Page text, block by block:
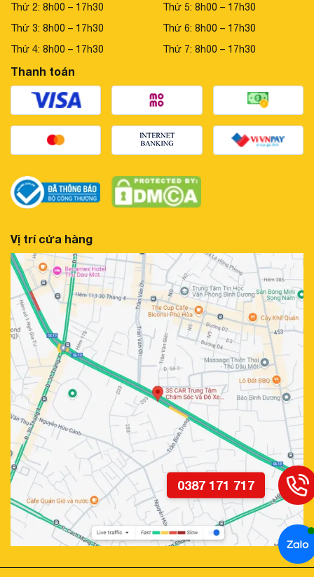
Thứ 2: 8h00 – 17h30
Thứ 3: 8h00 – 17h30
Thứ 4: 8h00 – 17h30
Thứ 5: 8h00 – 17h30
Thứ 6: 8h00 – 17h30
Thứ 7: 8h00 – 17h30
Thanh toán
Vị trí cửa hàng